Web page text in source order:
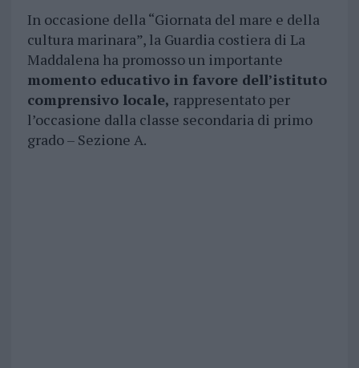
In occasione della “Giornata del mare e della
cultura marinara”, la Guardia costiera di La
Maddalena ha promosso un importante
momento educativo in favore dell’istituto
comprensivo locale, rappresentato per
l’occasione dalla classe secondaria di primo
grado – Sezione A.